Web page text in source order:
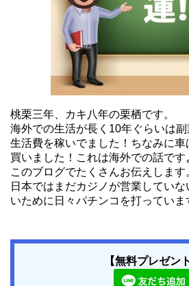
桃栗三年、カキ八年の栗栖です。
海外での生活が長く10年ぐらいは
生活費を稼いでました！ちなみに
買いました！これは海外での話で
このブログでたくさんお伝えします
日本ではまだカジノが営業してい
いために日々パチンコを打っていま
【無料プレゼン